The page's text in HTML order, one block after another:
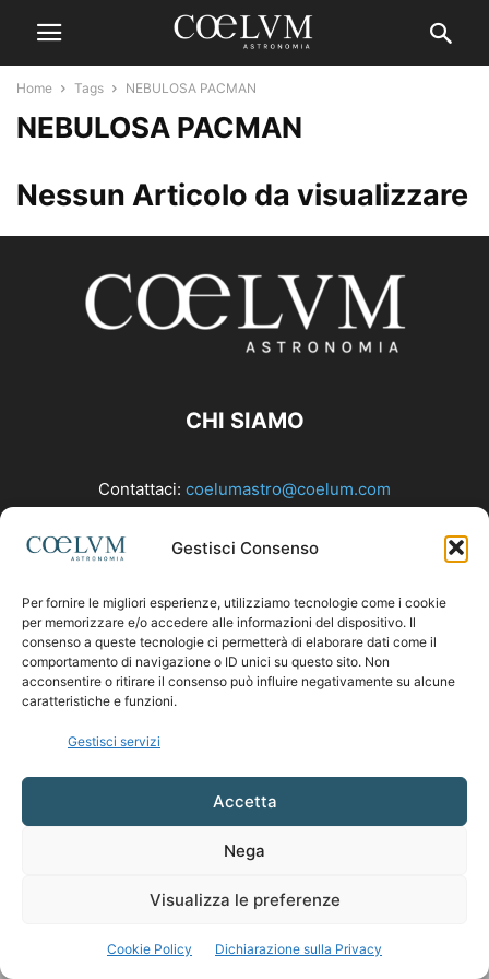
Gestisci Consenso
Per fornire le migliori esperienze, utilizziamo tecnologie come i cookie
per memorizzare e/o accedere alle informazioni del dispositivo. Il
consenso a queste tecnologie ci permetterà di elaborare dati come il
comportamento di navigazione o ID unici su questo sito. Non
acconsentire o ritirare il consenso può influire negativamente su alcune
caratteristiche e funzioni.
Gestisci servizi
Accetta
Nega
Visualizza le preferenze
Cookie Policy Dichiarazione sulla Privacy
Home Tags NEBULOSA PACMAN
NEBULOSA PACMAN
Nessun Articolo da visualizzare
CHI SIAMO
Contattaci: coelumastro@coelum.com
SEGUICI